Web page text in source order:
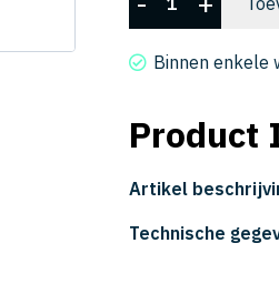
4080-
20-
aantal
Binnen enkele
Product
Artikel
Technische